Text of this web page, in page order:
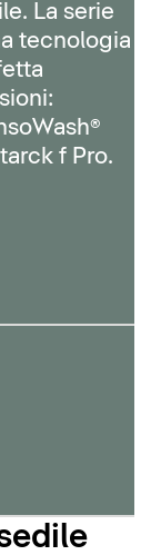
La serie
tecnologia
f Pro.